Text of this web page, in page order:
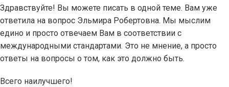
Здравствуйте! Вы можете писать в одной теме. Вам уже
ответила на вопрос Эльмира Робертовна. Мы мыслим
едино и просто отвечаем Вам в соответствии с
международными стандартами. Это не мнение, а просто
ответы на вопросы о том, как это должно быть.
Всего наилучшего!